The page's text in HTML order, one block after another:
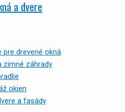
a dvere
pre drevené okná
zimné záhrady
okien
a fasády